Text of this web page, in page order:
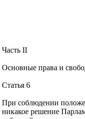
Часть II
Основные права и
Статья 6
При соблюдении
никакое решение